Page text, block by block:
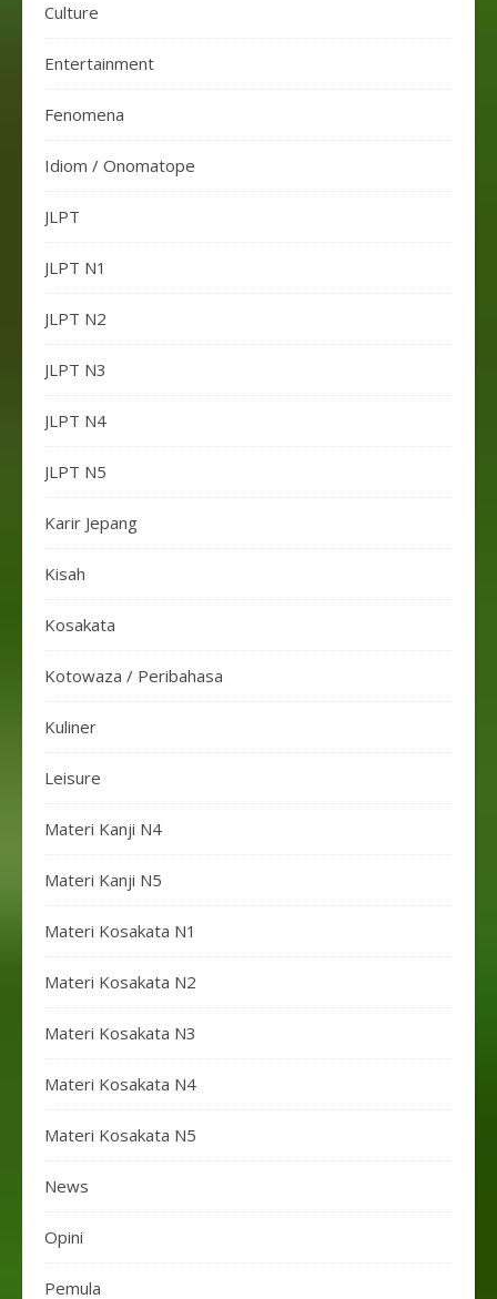
Culture
Entertainment
Fenomena
Idiom / Onomatope
JLPT
JLPT N1
JLPT N2
JLPT N3
JLPT N4
JLPT N5
Karir Jepang
Kisah
Kosakata
Kotowaza / Peribahasa
Kuliner
Leisure
Materi Kanji N4
Materi Kanji N5
Materi Kosakata N1
Materi Kosakata N2
Materi Kosakata N3
Materi Kosakata N4
Materi Kosakata N5
News
Opini
Pemula